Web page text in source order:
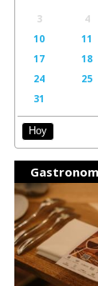
3
4
10
11
17
18
24
25
31
Hoy